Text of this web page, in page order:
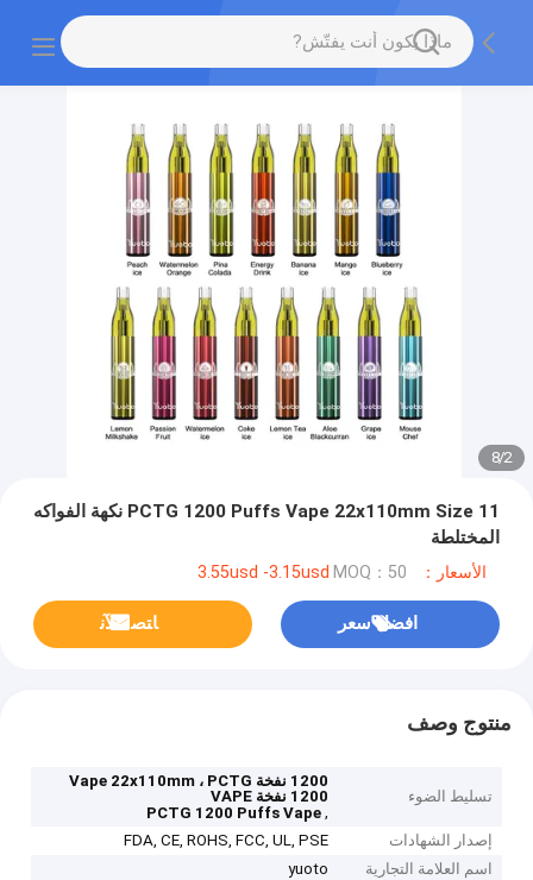
2
/
8
PCTG 1200 Puffs Vape 22x110mm Size 11 نكهة الفواكه
المختلطة
الأسعار：3.55usd -3.15usd MOQ：50
افضل سعر ﺎﺘﺼﻟ ﺍﻶﻧ
منتوج وصف
تسليط الضوء
1200 نفخة Vape 22x110mm ، PCTG
1200 نفخة VAPE
,
PCTG 1200 Puffs Vape
إصدار الشهادات
FDA, CE, ROHS, FCC, UL, PSE
اسم العلامة التجارية
yuoto